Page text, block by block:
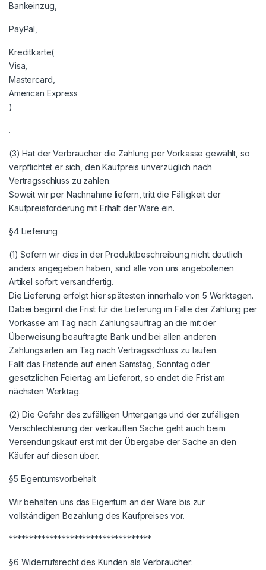
Bankeinzug,
PayPal,
Kreditkarte(
Visa,
Mastercard,
American Express
)
.
(3) Hat der Verbraucher die Zahlung per Vorkasse gewählt, so
verpflichtet er sich, den Kaufpreis unverzüglich nach
Vertragsschluss zu zahlen.
Soweit wir per Nachnahme liefern, tritt die Fälligkeit der
Kaufpreisforderung mit Erhalt der Ware ein.
§4 Lieferung
(1) Sofern wir dies in der Produktbeschreibung nicht deutlich
anders angegeben haben, sind alle von uns angebotenen
Artikel sofort versandfertig.
Die Lieferung erfolgt hier spätesten innerhalb von 5 Werktagen.
Dabei beginnt die Frist für die Lieferung im Falle der Zahlung per
Vorkasse am Tag nach Zahlungsauftrag an die mit der
Überweisung beauftragte Bank und bei allen anderen
Zahlungsarten am Tag nach Vertragsschluss zu laufen.
Fällt das Fristende auf einen Samstag, Sonntag oder
gesetzlichen Feiertag am Lieferort, so endet die Frist am
nächsten Werktag.
(2) Die Gefahr des zufälligen Untergangs und der zufälligen
Verschlechterung der verkauften Sache geht auch beim
Versendungskauf erst mit der Übergabe der Sache an den
Käufer auf diesen über.
§5 Eigentumsvorbehalt
Wir behalten uns das Eigentum an der Ware bis zur
vollständigen Bezahlung des Kaufpreises vor.
***********************************
§6 Widerrufsrecht des Kunden als Verbraucher: